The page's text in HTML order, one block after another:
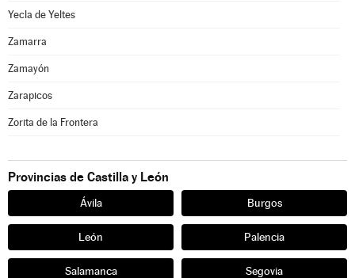
Yecla de Yeltes
Zamarra
Zamayón
Zarapicos
Zorita de la Frontera
Provincias de Castilla y León
Ávila Burgos
León Palencia
Salamanca Segovia